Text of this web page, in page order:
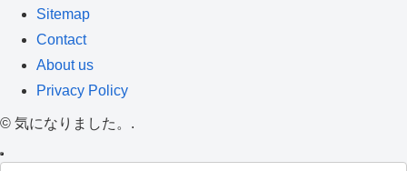
Sitemap
Contact
About us
Privacy Policy
© 気になりました。.